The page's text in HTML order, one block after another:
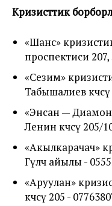
Кризисттик
«Шанс»
проспектиси
«Сезим»
Табышалиев
«Энсан —
Ленин көчөсү 205/
«Акылкарачач»
Гүлчө айылы -
«Аруулан»
көчөсү 205 -